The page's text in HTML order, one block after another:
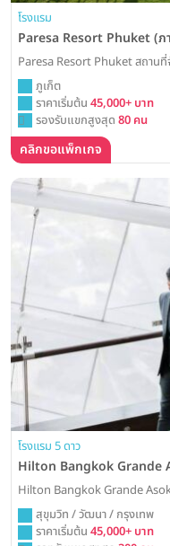
โรงแรม
Paresa Resort Phuket (ภ
Paresa Resort Phuket สถาน
ภูเก็ต
ราคาเริ่มต้น 45,000+ บาท
รองรับแขกสูงสุด 80 คน
คลิกขอแพ็กเกจ
โรงแรม 5 ดาว
Hilton Bangkok Grande
Hilton Bangkok Grande
สุขุมวิท / วัฒนา / กรุงเทพ
ราคาเริ่มต้น 45,000+ บาท